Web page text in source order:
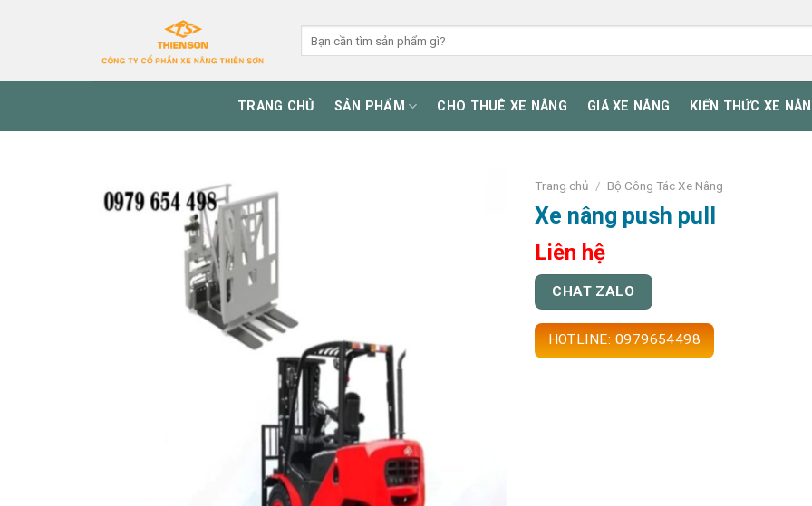
kiếm:
TRANG CHỦ SẢN PHẨM CHO THUÊ XE NÂNG GIÁ XE NÂNG KIẾN THỨC XE
Trang chủ / Bộ Công Tác Xe Nâng
Xe nâng push pull
Liên hệ
CHAT ZALO
HOTLINE: 0979654498